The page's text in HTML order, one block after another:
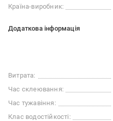
Країна-виробник:
Додаткова інформація
Витрата:
Час склеювання:
Час тужавіння:
Клас водостійкості: